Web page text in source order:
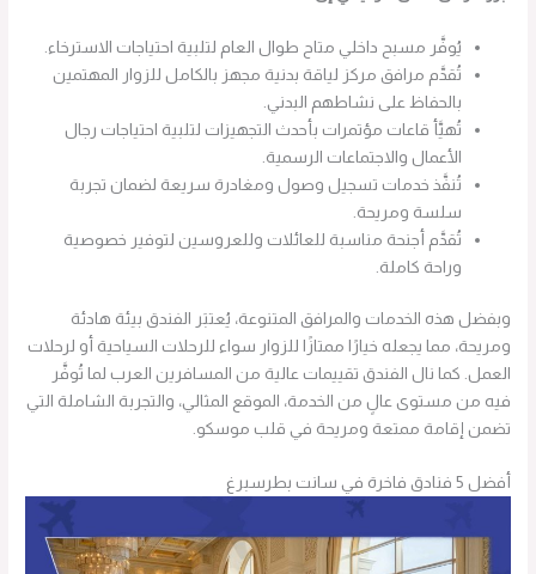
يُوفَّر مسبح داخلي متاح طوال العام لتلبية احتياجات الاسترخاء.
تُقدَّم مرافق مركز لياقة بدنية مجهز بالكامل للزوار المهتمين
بالحفاظ على نشاطهم البدني.
تُهيَّأ قاعات مؤتمرات بأحدث التجهيزات لتلبية احتياجات رجال
الأعمال والاجتماعات الرسمية.
تُنفَّذ خدمات تسجيل وصول ومغادرة سريعة لضمان تجربة
سلسة ومريحة.
تُقدَّم أجنحة مناسبة للعائلات وللعروسين لتوفير خصوصية
وراحة كاملة.
وبفضل هذه الخدمات والمرافق المتنوعة، يُعتبَر الفندق بيئة هادئة
ومريحة، مما يجعله خيارًا ممتازًا للزوار سواء للرحلات السياحية أو لرحلات
العمل. كما نال الفندق تقييمات عالية من المسافرين العرب لما تُوفَّر
فيه من مستوى عالٍ من الخدمة، الموقع المثالي، والتجربة الشاملة التي
تضمن إقامة ممتعة ومريحة في قلب موسكو.
أفضل 5 فنادق فاخرة في سانت بطرسبرغ